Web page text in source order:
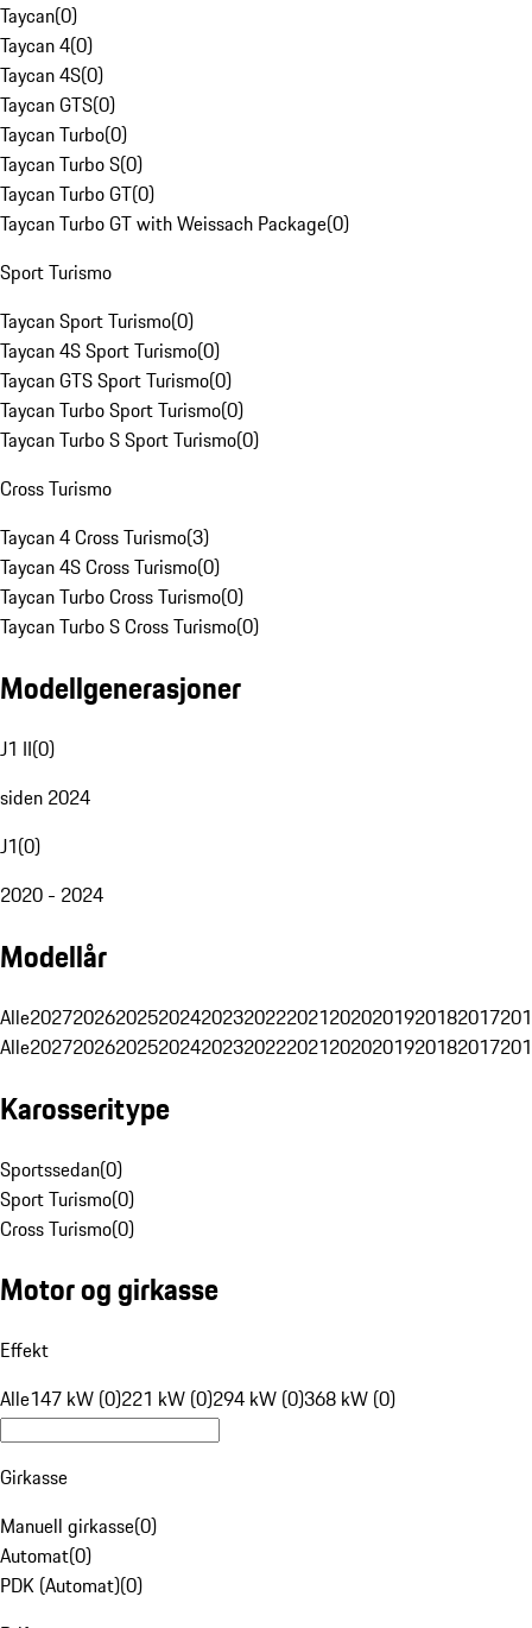
Taycan(0)
Taycan 4(0)
Taycan 4S(0)
Taycan GTS(0)
Taycan Turbo(0)
Taycan Turbo S(0)
Taycan Turbo GT(0)
Taycan Turbo GT with Weissach Package(0)
Sport Turismo
Taycan Sport Turismo(0)
Taycan 4S Sport Turismo(0)
Taycan GTS Sport Turismo(0)
Taycan Turbo Sport Turismo(0)
Taycan Turbo S Sport Turismo(0)
Cross Turismo
Taycan 4 Cross Turismo(3)
Taycan 4S Cross Turismo(0)
Taycan Turbo Cross Turismo(0)
Taycan Turbo S Cross Turismo(0)
Modellgenerasjoner
J1 II(0)
siden 2024
J1(0)
2020 - 2024
Modellår
Alle20272026202520242023202220212020201920182017
Alle20272026202520242023202220212020201920182017
Karosseritype
Sportssedan(0)
Sport Turismo(0)
Cross Turismo(0)
Motor og girkasse
Effekt
Alle147 kW (0)221 kW (0)294 kW (0)368 kW (0)
Girkasse
Manuell girkasse(0)
Automat(0)
PDK (Automat)(0)